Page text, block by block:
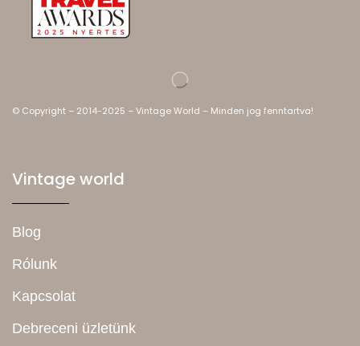
© Copyright – 2014-2025 – Vintage World – Minden jog fenntartva!
Vintage world
Blog
Rólunk
Kapcsolat
Debreceni üzletünk